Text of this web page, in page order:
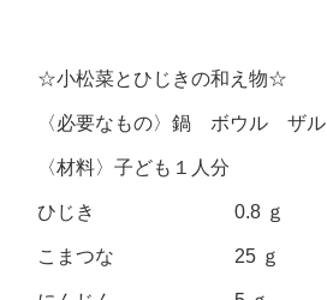
☆小松菜とひじきの和え物☆
〈必要なもの〉鍋 ボウル ザル
〈材料〉子ども１人分
ひじき 0.8 ｇ
こまつな 25 ｇ